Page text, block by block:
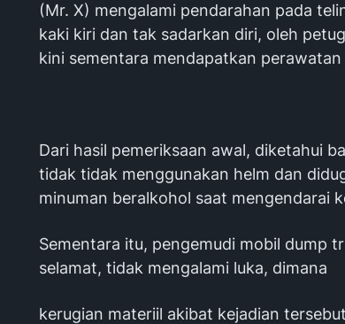
(Mr. X) mengalami pendarahan pada
kaki kiri dan tak sadarkan diri, oleh
kini sementara mendapatkan perawatan
‎Dari hasil pemeriksaan awal, diketahui
tidak tidak menggunakan helm dan
minuman beralkohol saat mengendarai
‎Sementara itu, pengemudi mobil dump
selamat, tidak mengalami luka, dimana
‎kerugian materiil akibat kejadian